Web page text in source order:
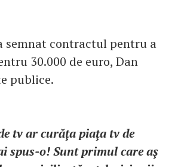
semnat contractul pentru a
30.000 de euro, Dan
publice.
tv ar curăţa piaţa tv de
spus-o! Sunt primul care aş